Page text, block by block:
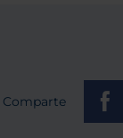
Comparte